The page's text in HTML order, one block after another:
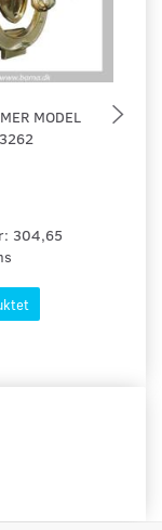
MODEL
304,65